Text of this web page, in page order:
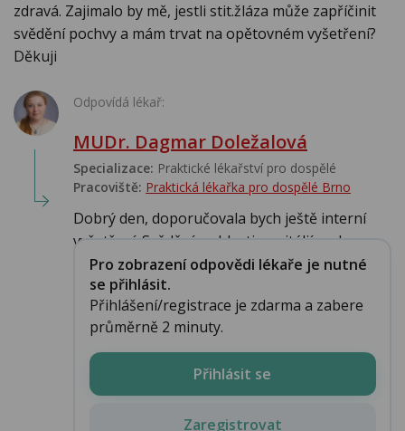
zdravá. Zajimalo by mě, jestli stit.žláza může zapříčinit
svědění pochvy a mám trvat na opětovném vyšetření?
Děkuji
Odpovídá lékař:
MUDr. Dagmar Doležalová
Specializace: Praktické lékařství pro dospělé
Pracoviště: Praktická lékařka pro dospělé Brno
Dobrý den, doporučovala bych ještě interní
vyšetření. Svědění v oblasti genitálií mohou...
Pro zobrazení odpovědi lékaře je nutné
se přihlásit.
Přihlášení/registrace je zdarma a zabere
průměrně 2 minuty.
Přihlásit se
Zaregistrovat